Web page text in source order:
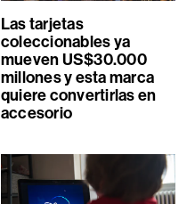
Las tarjetas
coleccionables ya
mueven US$30.000
millones y esta marca
quiere convertirlas en
accesorio